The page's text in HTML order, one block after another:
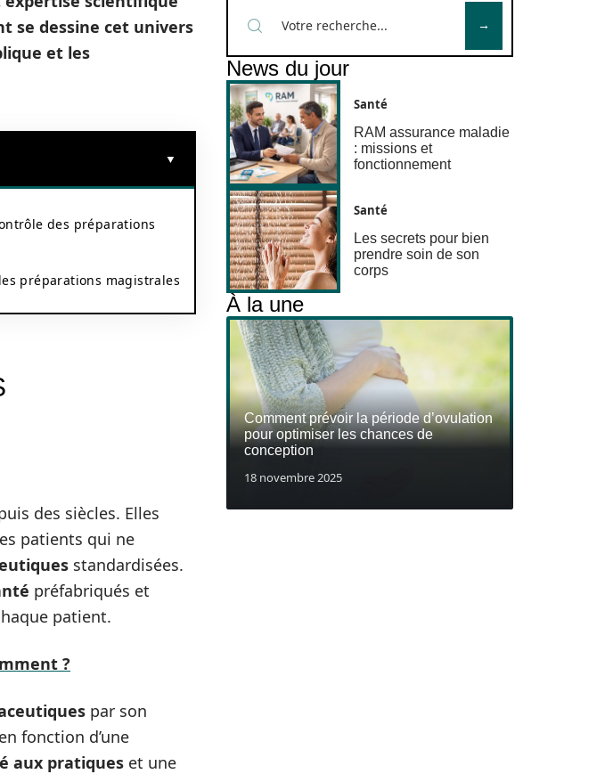
se dessine cet univers
et les
des préparations
préparations magistrales
des siècles. Elles
patients qui ne
standardisées.
préfabriqués et
patient.
?
par son
fonction d’une
aux pratiques et une
News du jour
Santé
RAM assurance maladie
: missions et
fonctionnement
Santé
Les secrets pour bien
prendre soin de son
corps
À la une
Comment prévoir la période d’ovulation
pour optimiser les chances de
conception
18 novembre 2025